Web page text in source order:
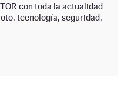
con toda la actualidad
tecnología, seguridad,